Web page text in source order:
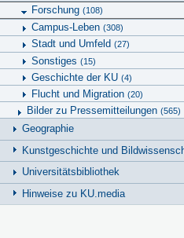
Forschung (108)
Campus-Leben (308)
Stadt und Umfeld (27)
Sonstiges (15)
Geschichte der KU (4)
Flucht und Migration (20)
Bilder zu Pressemitteilungen (565)
Geographie
Kunstgeschichte und
Universitätsbibliothek
Hinweise zu KU.media